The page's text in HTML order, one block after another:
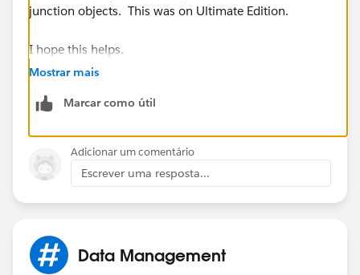
junction objects. This was on Ultimate Edition.
I hope this helps.
Mostrar mais
Marcar como útil
Adicionar um comentário
Escrever uma resposta...
Data Management